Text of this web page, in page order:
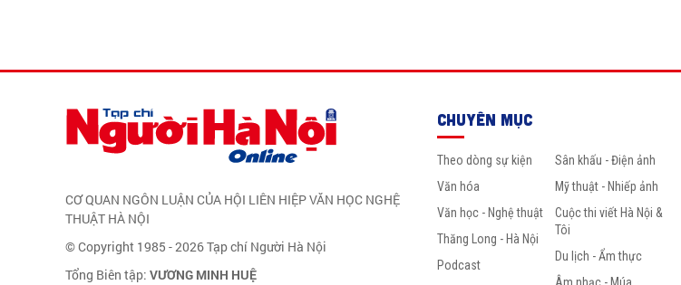
CƠ QUAN NGÔN LUẬN CỦA HỘI LIÊN HIỆP VĂN HỌC NGHỆ
THUẬT HÀ NỘI
© Copyright 1985 - 2026 Tạp chí Người Hà Nội
Tổng Biên tập: VƯƠNG MINH HUỆ
CHUYÊN MỤC
Theo dòng sự kiện
Văn hóa
Văn học - Nghệ thuật
Thăng Long - Hà Nội
Podcast
Sân khấu - Điện ảnh
Mỹ thuật - Nhiếp ảnh
Cuộc thi viết Hà Nội &
Tôi
Du lịch - Ẩm thực